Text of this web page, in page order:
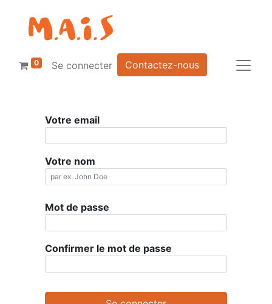
0 Se connecter Contactez-nous
Votre email
Votre nom
Mot de passe
Confirmer le mot de passe